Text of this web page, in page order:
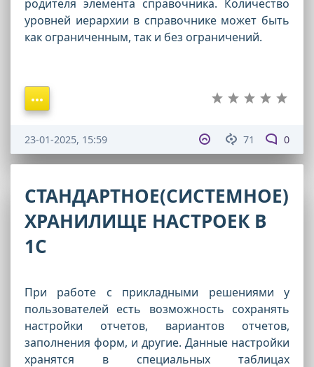
родителя элемента справочника. Количество
уровней иерархии в справочнике может быть
как ограниченным, так и без ограничений.
71 0
23-01-2025, 15:59
СТАНДАРТНОЕ(СИСТЕМНОЕ)
ХРАНИЛИЩЕ НАСТРОЕК В
1С
При работе с прикладными решениями у
пользователей есть возможность сохранять
настройки отчетов, вариантов отчетов,
заполнения форм, и другие. Данные настройки
хранятся в специальных таблицах